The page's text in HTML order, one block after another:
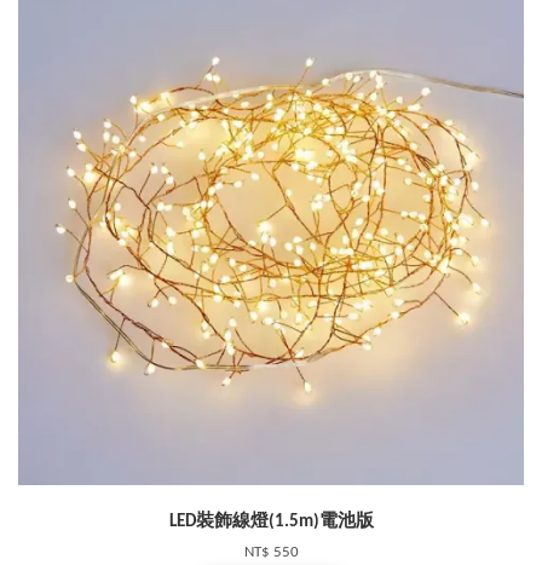
LED裝飾線燈(1.5m)電池版
NT$ 550